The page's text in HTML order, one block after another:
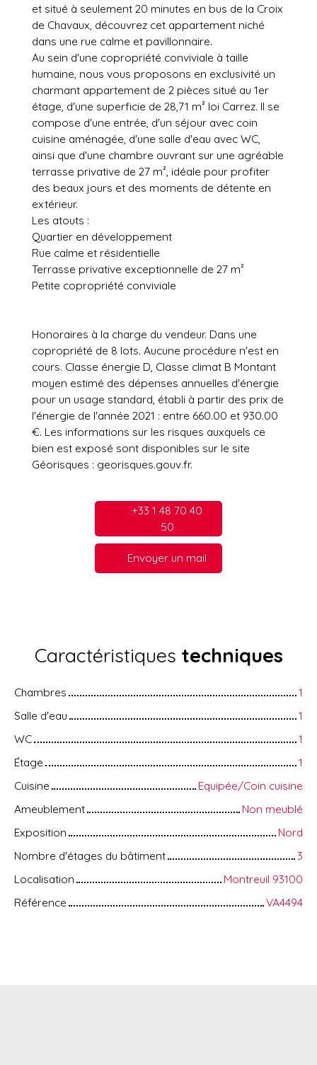
et situé à seulement 20 minutes en bus de la Croix
de Chavaux, découvrez cet appartement niché
dans une rue calme et pavillonnaire.
Au sein d'une copropriété conviviale à taille
humaine, nous vous proposons en exclusivité un
charmant appartement de 2 pièces situé au 1er
étage, d'une superficie de 28,71 m² loi Carrez. Il se
compose d'une entrée, d'un séjour avec coin
cuisine aménagée, d'une salle d'eau avec WC,
ainsi que d'une chambre ouvrant sur une agréable
terrasse privative de 27 m², idéale pour profiter
des beaux jours et des moments de détente en
extérieur.
Les atouts :
Quartier en développement
Rue calme et résidentielle
Terrasse privative exceptionnelle de 27 m²
Petite copropriété conviviale
Honoraires à la charge du vendeur. Dans une
copropriété de 8 lots. Aucune procédure n'est en
cours. Classe énergie D, Classe climat B Montant
moyen estimé des dépenses annuelles d'énergie
pour un usage standard, établi à partir des prix de
l'énergie de l'année 2021 : entre 660.00 et 930.00
€. Les informations sur les risques auxquels ce
bien est exposé sont disponibles sur le site
Géorisques : georisques.gouv.fr.
+33 1 48 70 40
50
Envoyer un mail
Caractéristiques techniques
Chambres
1
Salle d'eau
1
WC
1
Étage
1
Cuisine
Equipée/Coin cuisine
Ameublement
Non meublé
Exposition
Nord
Nombre d'étages du bâtiment
3
Localisation
Montreuil 93100
Référence
VA4494